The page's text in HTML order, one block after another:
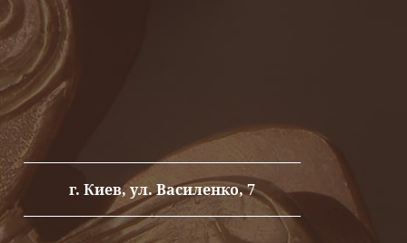
карты)
сфера деятельности, перечень
визитка
рекламный характер, в основном
из металла
используется в бизнесе, на
При
изготовлении визиток
и вид её деятельности. Визготовлении
из металла
используется фирменный лого
визитке
наносится
г. Киев, ул. Василенко, 7